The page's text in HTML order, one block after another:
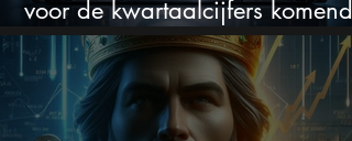
voor de kwartaalcijfers komende
week?